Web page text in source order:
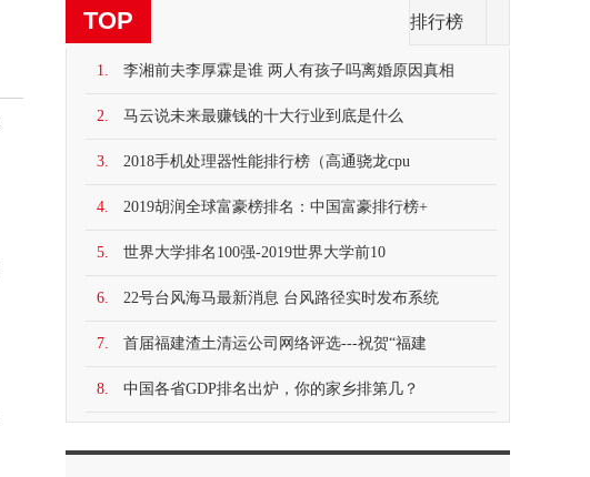
TOP 排行榜
1. 李湘前夫李厚霖是谁 两人有孩子吗离婚原因真相
2. 马云说未来最赚钱的十大行业到底是什么
3. 2018手机处理器性能排行榜（高通骁龙cpu
4. 2019胡润全球富豪榜排名：中国富豪排行榜+
5. 世界大学排名100强-2019世界大学前10
6. 22号台风海马最新消息 台风路径实时发布系统
7. 首届福建渣土清运公司网络评选---祝贺“福建
8. 中国各省GDP排名出炉，你的家乡排第几？